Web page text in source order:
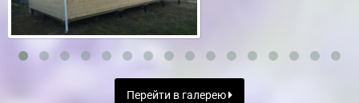
Перейти в галерею